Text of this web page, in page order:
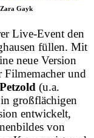
Zara Gayk
Live-Event den
füllen. Mit
neue Version
und
(u.a.
großflächigen
entwickelt,
von